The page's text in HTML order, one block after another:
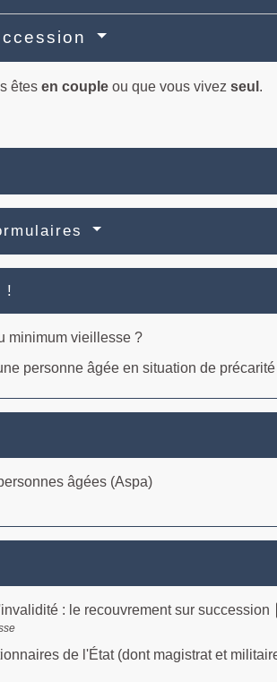
êtes en coupleou que vous vivez seul .
!
minimum vieillesse ?
personne âgée en situation de
âgées (Aspa)
: le recouvrement sur succession
de l'État (dont magistrat et